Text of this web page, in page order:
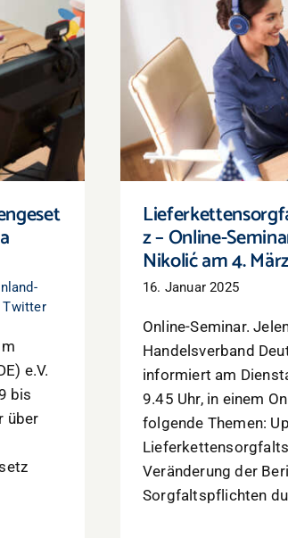
–
4.
Twitter
e.V.
bis
über
Online-Seminar
z – Online-
Nikolić am 4.
16. Januar 2025
Online-Seminar.
Handelsverband
informiert am
9.45 Uhr, in einem
folgende Themen:
Veränderung der
Sorgfaltspflichten